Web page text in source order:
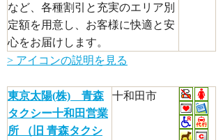
など、各種割引と充実のエリア別
定額を用意し、お客様に快適と安
心をお届けします。
> アイコンの説明を見る
東京太陽(株) 青森
タクシー十和田営業
所 （旧 青森タクシ
十和田市